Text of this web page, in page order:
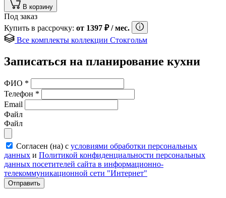
В корзину
Под заказ
Купить в рассрочку: от 1397 ₽/ мес.
Все комплекты коллекции Стокгольм
Записаться на планирование кухни
ФИО *
Телефон *
Email
Файл
Файл
Согласен (на) с условиями обработки персональных
данных и Политикой конфиденциальности персональных
данных посетителей сайта в информационно-
телекоммуникационной сети "Интернет"
Отправить